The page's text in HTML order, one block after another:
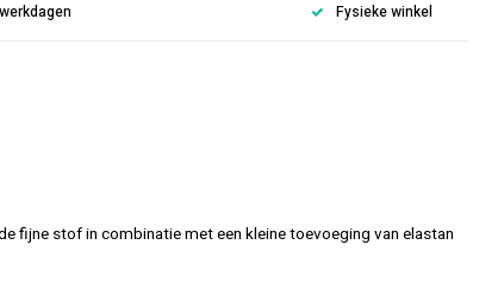
Fysieke winkel
fijne stof in combinatie met een kleine toevoeging van elastan